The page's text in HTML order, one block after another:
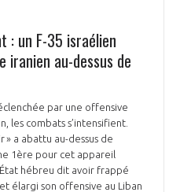
: un F-35 israélien
iranien au-dessus de
par une offensive
les combats s’intensifient.
» a abattu au-dessus de
1ère pour cet appareil
hébreu dit avoir frappé
élargi son offensive au Liban